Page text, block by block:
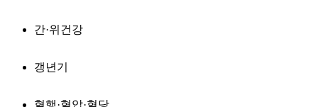
간·위건강
갱년기
혈행·혈압·혈당